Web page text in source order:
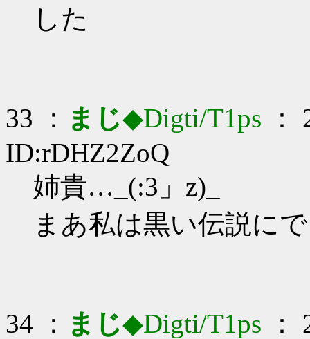
した
33 ： まじ◆Digti/T1ps ：
ID:rDHZ2ZoQ
姉貴…_(:3」z)_
まあ私は黒い伝説に
34 ： まじ◆Digti/T1ps ：